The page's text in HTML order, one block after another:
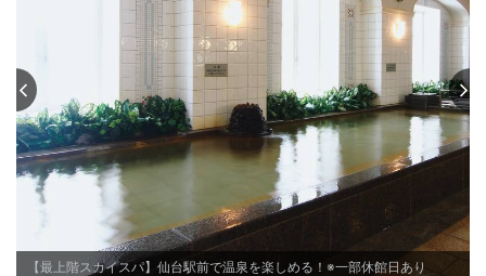
ただけます。喧騒を離れて、身体と心の疲れを癒す安らぎの空間を、こころ
ゆくまでお楽しみください。
★客室内の一部アメニティ（歯ブラシ、ヘアブラシ、レザー）を必要とされ
るお客様にのみフロントで提供しております。
ご宿泊の皆様全てご利用いただけます
■スパ休館日■
［2026年］4月6日、5月11日、6月1日、7月6日、8月3日、9月7日・8日、10
月5日、11月2日、12月7日
［2027年］1月4日、2月1日、3月1日、4月5日、5月11日
※上記の日程は、スパ施設をご利用いただけません
※全客室内Wi-Fi設置有
チェックイン15:00〜20:00
チェックアウト 〜11:00
【最上階スカイスパ】仙台駅前で温泉を楽しめる！※一部休館日あり